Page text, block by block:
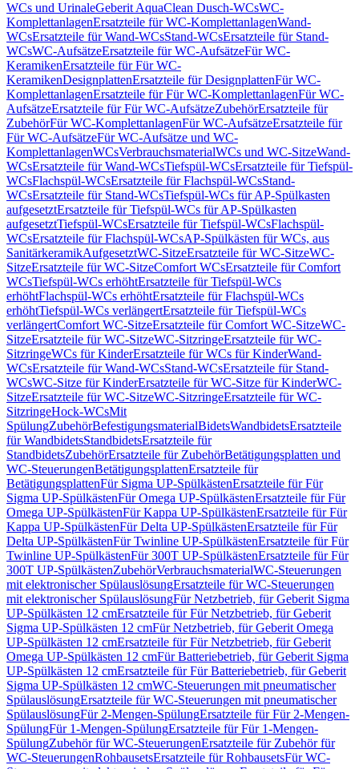
WCs und UrinaleGeberit AquaClean Dusch-WCsWC-
KomplettanlagenErsatzteile für WC-KomplettanlagenWand-
WCsErsatzteile für Wand-WCsStand-WCsErsatzteile für Stand-
WCsWC-AufsätzeErsatzteile für WC-AufsätzeFür WC-
KeramikenErsatzteile für Für WC-
KeramikenDesignplattenErsatzteile für DesignplattenFür WC-
KomplettanlagenErsatzteile für Für WC-KomplettanlagenFür WC-
AufsätzeErsatzteile für Für WC-AufsätzeZubehörErsatzteile für
ZubehörFür WC-KomplettanlagenFür WC-AufsätzeErsatzteile für
Für WC-AufsätzeFür WC-Aufsätze und WC-
KomplettanlagenWCsVerbrauchsmaterialWCs und WC-SitzeWand-
WCsErsatzteile für Wand-WCsTiefspül-WCsErsatzteile für Tiefspül-
WCsFlachspül-WCsErsatzteile für Flachspül-WCsStand-
WCsErsatzteile für Stand-WCsTiefspül-WCs für AP-Spülkasten
aufgesetztErsatzteile für Tiefspül-WCs für AP-Spülkasten
aufgesetztTiefspül-WCsErsatzteile für Tiefspül-WCsFlachspül-
WCsErsatzteile für Flachspül-WCsAP-Spülkästen für WCs, aus
SanitärkeramikAufgesetztWC-SitzeErsatzteile für WC-SitzeWC-
SitzeErsatzteile für WC-SitzeComfort WCsErsatzteile für Comfort
WCsTiefspül-WCs erhöhtErsatzteile für Tiefspül-WCs
erhöhtFlachspül-WCs erhöhtErsatzteile für Flachspül-WCs
erhöhtTiefspül-WCs verlängertErsatzteile für Tiefspül-WCs
verlängertComfort WC-SitzeErsatzteile für Comfort WC-SitzeWC-
SitzeErsatzteile für WC-SitzeWC-SitzringeErsatzteile für WC-
SitzringeWCs für KinderErsatzteile für WCs für KinderWand-
WCsErsatzteile für Wand-WCsStand-WCsErsatzteile für Stand-
WCsWC-Sitze für KinderErsatzteile für WC-Sitze für KinderWC-
SitzeErsatzteile für WC-SitzeWC-SitzringeErsatzteile für WC-
SitzringeHock-WCsMit
SpülungZubehörBefestigungsmaterialBidetsWandbidetsErsatzteile
für WandbidetsStandbidetsErsatzteile für
StandbidetsZubehörErsatzteile für ZubehörBetätigungsplatten und
WC-SteuerungenBetätigungsplattenErsatzteile für
BetätigungsplattenFür Sigma UP-SpülkästenErsatzteile für Für
Sigma UP-SpülkästenFür Omega UP-SpülkästenErsatzteile für Für
Omega UP-SpülkästenFür Kappa UP-SpülkästenErsatzteile für Für
Kappa UP-SpülkästenFür Delta UP-SpülkästenErsatzteile für Für
Delta UP-SpülkästenFür Twinline UP-SpülkästenErsatzteile für Für
Twinline UP-SpülkästenFür 300T UP-SpülkästenErsatzteile für Für
300T UP-SpülkästenZubehörVerbrauchsmaterialWC-Steuerungen
mit elektronischer SpülauslösungErsatzteile für WC-Steuerungen
mit elektronischer SpülauslösungFür Netzbetrieb, für Geberit Sigma
UP-Spülkästen 12 cmErsatzteile für Für Netzbetrieb, für Geberit
Sigma UP-Spülkästen 12 cmFür Netzbetrieb, für Geberit Omega
UP-Spülkästen 12 cmErsatzteile für Für Netzbetrieb, für Geberit
Omega UP-Spülkästen 12 cmFür Batteriebetrieb, für Geberit Sigma
UP-Spülkästen 12 cmErsatzteile für Für Batteriebetrieb, für Geberit
Sigma UP-Spülkästen 12 cmWC-Steuerungen mit pneumatischer
SpülauslösungErsatzteile für WC-Steuerungen mit pneumatischer
SpülauslösungFür 2-Mengen-SpülungErsatzteile für Für 2-Mengen-
SpülungFür 1-Mengen-SpülungErsatzteile für Für 1-Mengen-
SpülungZubehör für WC-SteuerungenErsatzteile für Zubehör für
WC-SteuerungenRohbausetsErsatzteile für RohbausetsFür WC-